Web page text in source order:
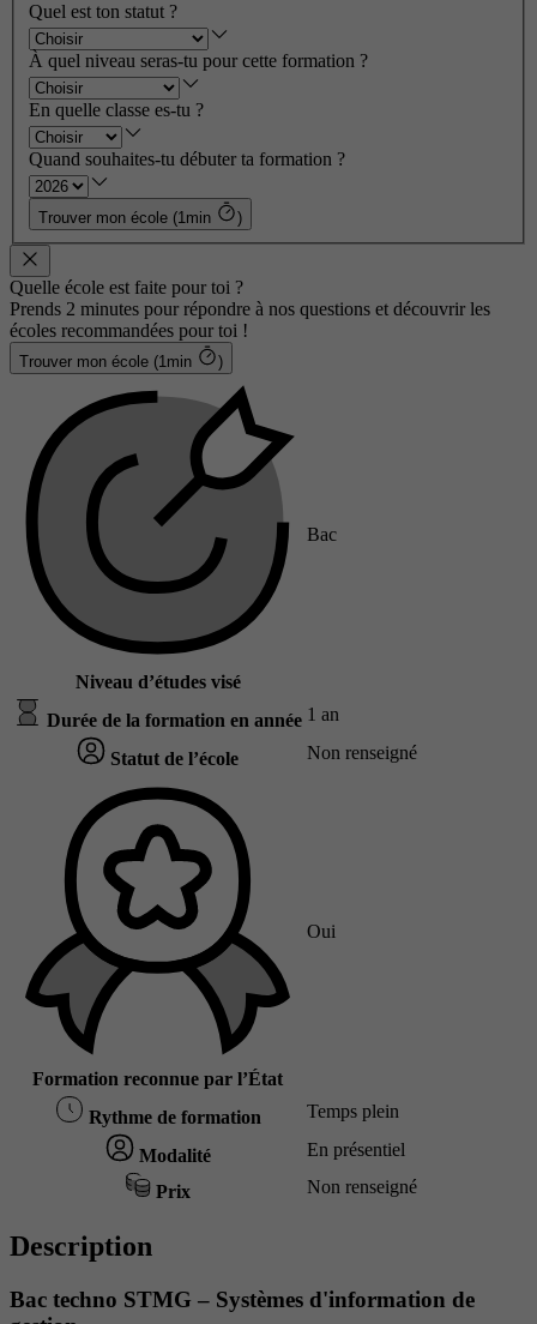
Quel est ton statut ?
À quel niveau seras-tu pour cette formation ?
En quelle classe es-tu ?
Quand souhaites-tu débuter ta formation ?
Trouver mon école (1min )
Quelle école est faite pour toi ?
Prends 2 minutes pour répondre à nos questions et découvrir les
écoles recommandées pour toi !
Trouver mon école (1min )
Niveau d’études visé
Bac
Durée de la formation en année 1 an
Statut de l’école Non renseigné
Formation reconnue par l’État
Oui
Rythme de formation Temps plein
Modalité En présentiel
Prix Non renseigné
Description
Bac techno STMG – Systèmes d'information de